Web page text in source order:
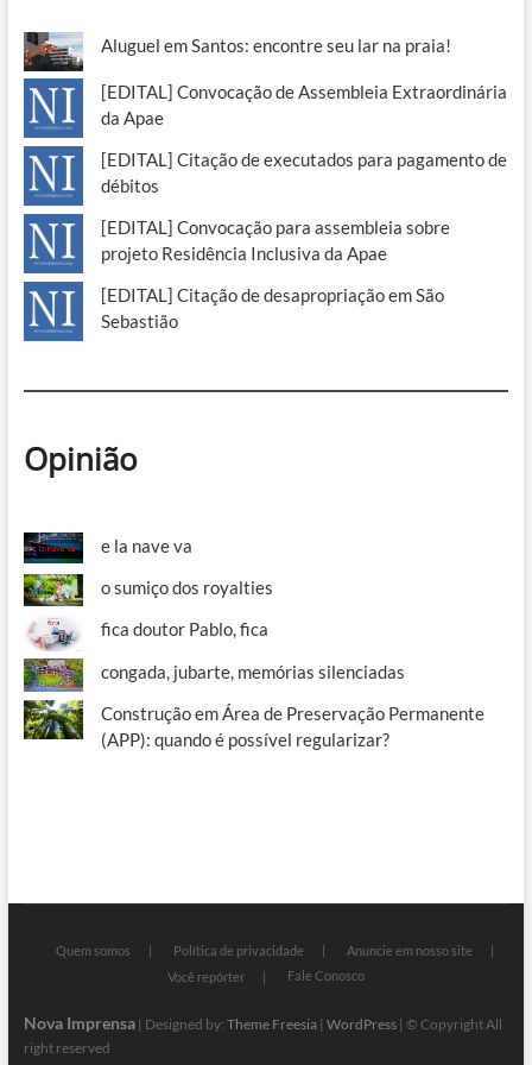
Aluguel em Santos: encontre seu lar na praia!
[EDITAL] Convocação de Assembleia Extraordinária
da Apae
[EDITAL] Citação de executados para pagamento de
débitos
[EDITAL] Convocação para assembleia sobre
projeto Residência Inclusiva da Apae
[EDITAL] Citação de desapropriação em São
Sebastião
Opinião
e la nave va
o sumiço dos royalties
fica doutor Pablo, fica
congada, jubarte, memórias silenciadas
Construção em Área de Preservação Permanente
(APP): quando é possível regularizar?
Quem somos Política de privacidade
Anuncie em nosso site
Você repórter
Fale Conosco
Nova Imprensa| Designed by: Theme Freesia| WordPress| © Copyright All
right reserved